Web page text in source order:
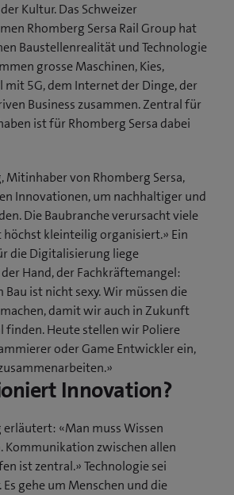
Kultur. Das Schweizer
Rhomberg Sersa Rail Group hat
Baustellenrealität und Technologie
grosse Maschinen, Kies,
mit 5G, dem Internet der Dinge, der
Business zusammen. Zentral für
ist für Rhomberg Sersa dabei
Mitinhaber von Rhomberg Sersa,
Innovationen, um nachhaltiger und
Die Baubranche verursacht viele
höchst kleinteilig organisiert.» Ein
die Digitalisierung liege
Hand, der Fachkräftemangel:
ist nicht sexy. Wir müssen die
damit wir auch in Zukunft
finden. Heute stellen wir Poliere
oder Game Entwickler ein,
Innovation?
«Man muss Wissen
Kommunikation zwischen allen
ist zentral.» Technologie sei
gehe um Menschen und die